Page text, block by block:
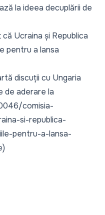
la ideea decuplării de
Ucraina și Republica
pentru a lansa
discuții cu Ungaria
de aderare la
comisia-
si-republica-
pentru-a-lansa-